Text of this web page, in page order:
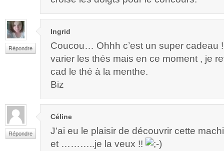
Répondre
Ingrid
Coucou… Ohhh c’est un super cadeau
varier les thés mais en ce moment , je
cad le thé à la menthe.
Biz
Répondre
Céline
J’ai eu le plaisir de découvrir cette
et ………..je la veux !!